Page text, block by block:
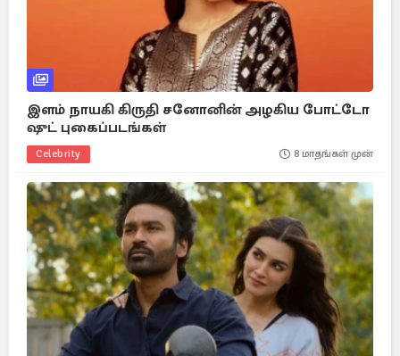
இளம் நாயகி கிருதி சனோனின் அழகிய போட்டோ
ஷுட் புகைப்படங்கள்
Celebrity 8 மாதங்கள் முன்